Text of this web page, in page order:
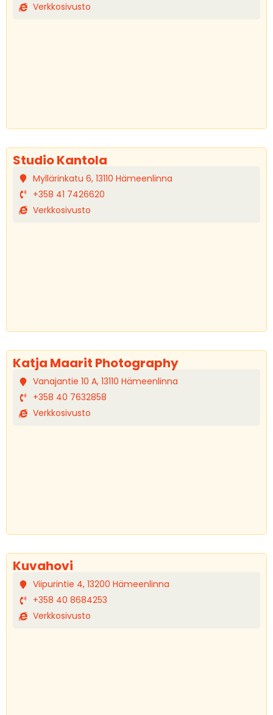
Verkkosivusto
Studio Kantola
Myllärinkatu 6, 13110 Hämeenlinna
+358 41 7426620
Verkkosivusto
Katja Maarit Photography
Vanajantie 10 A, 13110 Hämeenlinna
+358 40 7632858
Verkkosivusto
Kuvahovi
Viipurintie 4, 13200 Hämeenlinna
+358 40 8684253
Verkkosivusto